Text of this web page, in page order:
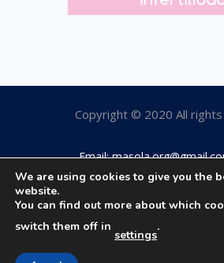
Copyright © 2020 All
Email:
rosamaestro2003@hotmail.com |
We are using cookies to give you the
website.
You can find out more about which
switch them off in
settings
.